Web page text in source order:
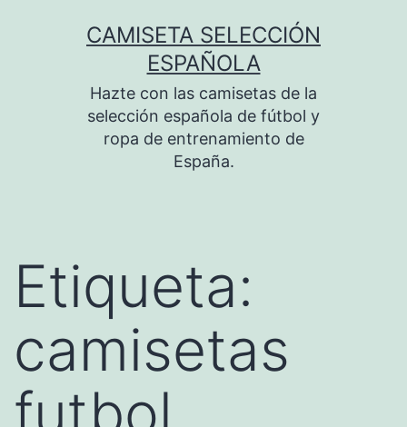
CAMISETA SELECCIÓN
ESPAÑOLA
Hazte con las camisetas de la
selección española de fútbol y
ropa de entrenamiento de
España.
Etiqueta:
camisetas
futbol